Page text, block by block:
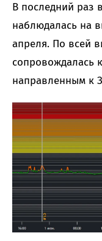
В последний раз
наблюдалась на
апреля. По всей
сопровождалась
направленным к